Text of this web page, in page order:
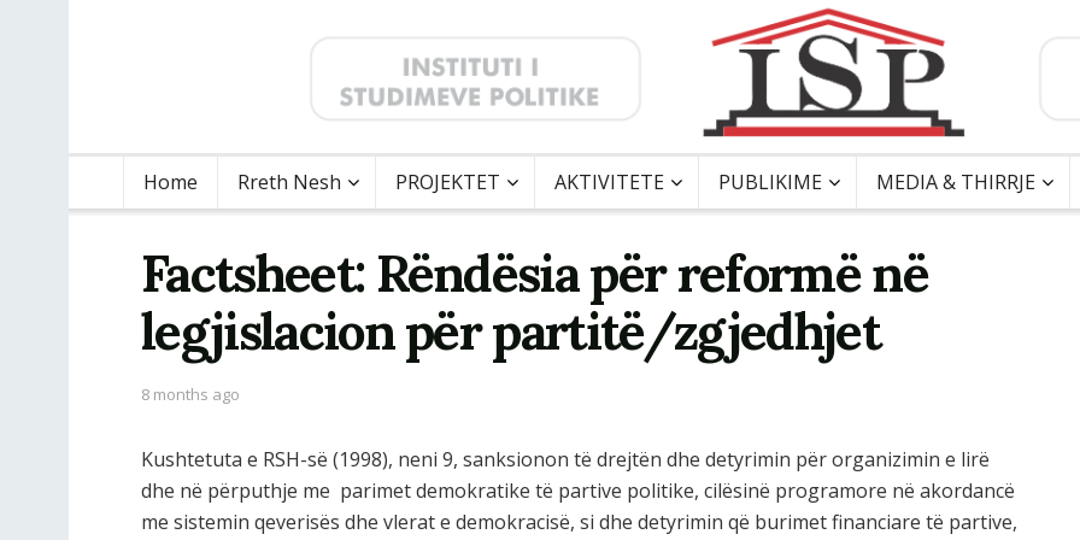
Home Rreth Nesh PROJEKTET AKTIVITETE PUBLIKIME MEDIA & THIRRJE
Factsheet: Rëndësia për reformë në
legjislacion për partitë/zgjedhjet
8 months ago
Kushtetuta e RSH-së (1998), neni 9, sanksionon të drejtën dhe detyrimin për organizimin e lirë
dhe në përputhje me parimet demokratike të partive politike, cilësinë programore në akordancë
me sistemin qeverisës dhe vlerat e demokracisë, si dhe detyrimin që burimet financiare të partive,